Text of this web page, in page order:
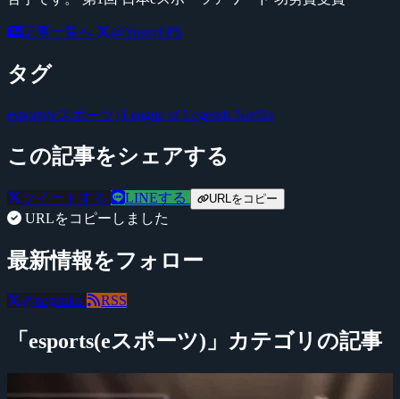
記事一覧へ @YossyFPS
タグ
esports(eスポーツ) League of Legends Netflix
この記事をシェアする
ツイートする LINEする URLをコピー
URLをコピーしました
最新情報をフォロー
@negitaku RSS
「esports(eスポーツ)」カテゴリの記事